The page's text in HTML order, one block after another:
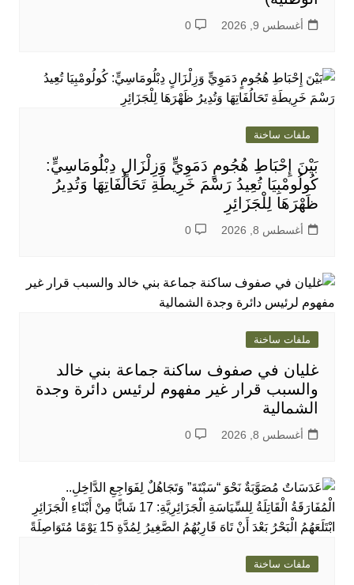
أغسطس 9, 2026 0
ملفات ساخنة
بَيْنَ إِحْبَاطِ هُجُومٍ دَمَوِيٍّ وَزِلْزَالٍ دِبْلُومَاسِيٍّ:
كُولُومْبِيَا تُعِيدُ رَسْمَ خَرِيطَةِ تَحَالُفَاتِهَا وَتُدِيرُ
ظَهْرَهَا لِلْجَزَائِرِ
أغسطس 8, 2026 0
ملفات ساخنة
غليان في صفوف ساكنة جماعة بني خالد
والسبب قرار غير مفهوم لرئيس دائرة وجدة
الشمالية
أغسطس 8, 2026 0
ملفات ساخنة